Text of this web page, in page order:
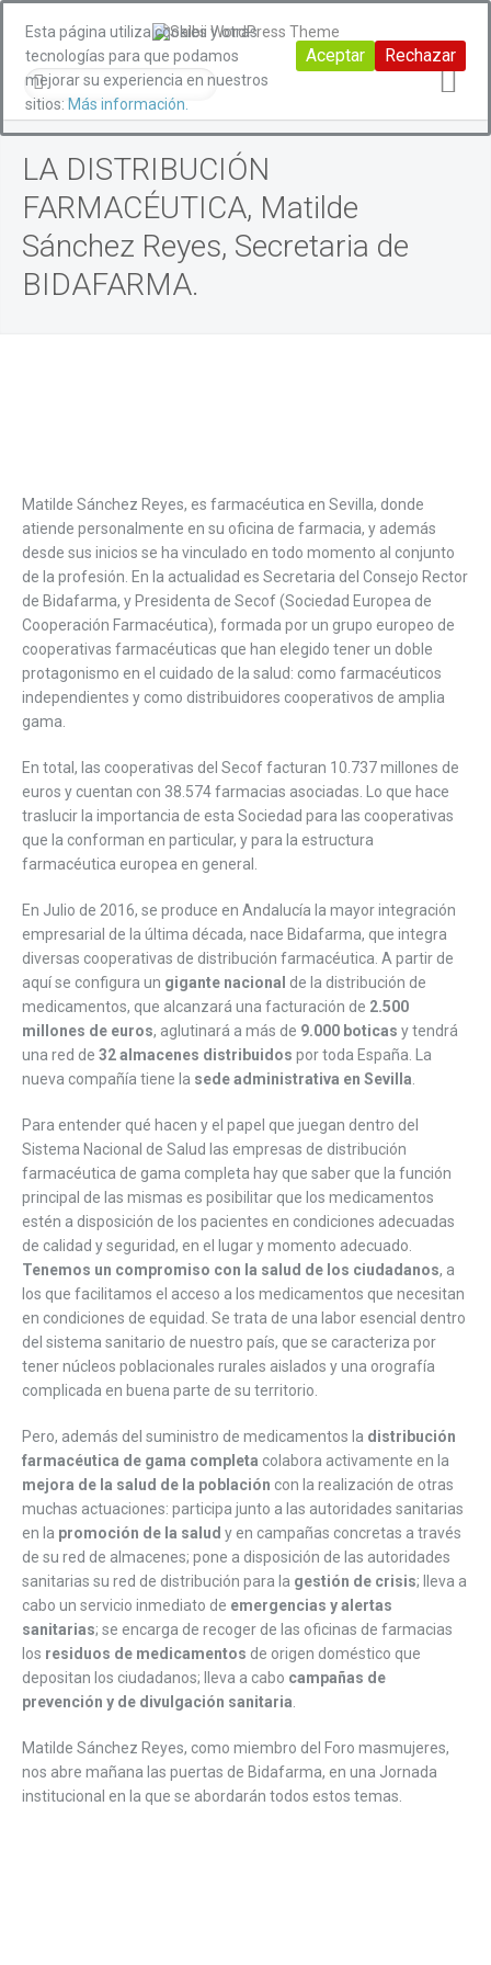
LA DISTRIBUCIÓN
FARMACÉUTICA, Matilde
Sánchez Reyes, Secretaria de
BIDAFARMA.
Matilde Sánchez Reyes, es farmacéutica en Sevilla, donde
atiende personalmente en su oficina de farmacia, y además
desde sus inicios se ha vinculado en todo momento al conjunto
de la profesión. En la actualidad es Secretaria del Consejo Rector
de Bidafarma, y Presidenta de Secof (Sociedad Europea de
Cooperación Farmacéutica), formada por un grupo europeo de
cooperativas farmacéuticas que han elegido tener un doble
protagonismo en el cuidado de la salud: como farmacéuticos
independientes y como distribuidores cooperativos de amplia
gama.
En total, las cooperativas del Secof facturan 10.737 millones de
euros y cuentan con 38.574 farmacias asociadas. Lo que hace
traslucir la importancia de esta Sociedad para las cooperativas
que la conforman en particular, y para la estructura
farmacéutica europea en general.
En Julio de 2016, se produce en Andalucía la mayor integración
empresarial de la última década, nace Bidafarma, que integra
diversas cooperativas de distribución farmacéutica. A partir de
aquí se configura un gigante nacional de la distribución de
medicamentos, que alcanzará una facturación de 2.500
millones de euros, aglutinará a más de 9.000 boticas y tendrá
una red de 32 almacenes distribuidos por toda España. La
nueva compañía tiene la sede administrativa en Sevilla
Para entender qué hacen y el papel que juegan dentro del
Sistema Nacional de Salud las empresas de distribución
farmacéutica de gama completa hay que saber que la función
principal de las mismas es posibilitar que los medicamentos
estén a disposición de los pacientes en condiciones adecuadas
de calidad y seguridad, en el lugar y momento adecuado.
Tenemos un compromiso con la salud de los ciudadanos, a
los que facilitamos el acceso a los medicamentos que necesitan
en condiciones de equidad. Se trata de una labor esencial dentro
del sistema sanitario de nuestro país, que se caracteriza por
tener núcleos poblacionales rurales aislados y una orografía
complicada en buena parte de su territorio.
Pero, además del suministro de medicamentos la distribución
farmacéutica de gama completa colabora activamente en la
mejora de la salud de la población con la realización de otras
muchas actuaciones: participa junto a las autoridades sanitarias
en la promoción de la salud y en campañas concretas a través
de su red de almacenes; pone a disposición de las autoridades
sanitarias su red de distribución para la gestión de crisis; lleva a
cabo un servicio inmediato de emergencias y alertas
sanitarias; se encarga de recoger de las oficinas de farmacias
los residuos de medicamentos de origen doméstico que
depositan los ciudadanos; lleva a cabo campañas de
prevención y de divulgación sanitaria
Matilde Sánchez Reyes, como miembro del Foro masmujeres,
nos abre mañana las puertas de Bidafarma, en una Jornada
institucional en la que se abordarán todos estos temas.
Esta página utiliza cookies y otras
tecnologías para que podamos
mejorar su experiencia en nuestros
sitios: Más información.
Aceptar Rechazar